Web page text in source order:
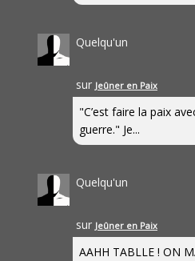
Quelqu'un
sur Jeûner en Paix
"C’est faire la paix
guerre." Je...
Quelqu'un
sur Jeûner en Paix
AAHH TABLLE ! ON